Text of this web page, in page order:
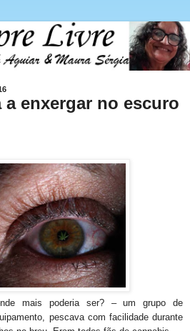
a enxergar no escuro
mais poderia ser? – um grupo de
pescava com facilidade durante